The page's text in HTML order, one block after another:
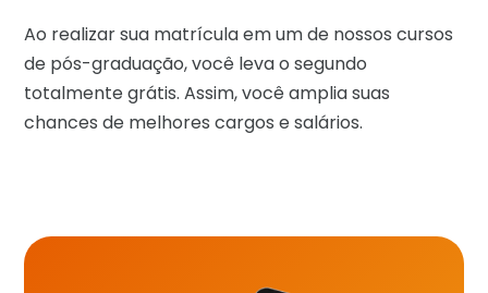
Ao realizar sua matrícula em um de nossos cursos
de pós-graduação, você leva o segundo
totalmente grátis. Assim, você amplia suas
chances de melhores cargos e salários.